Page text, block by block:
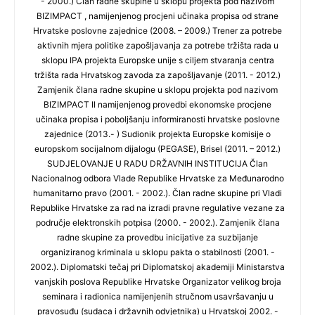
BIZIMPACT , namijenjenog procjeni učinaka propisa od strane
Hrvatske poslovne zajednice (2008. – 2009.) Trener za potrebe
aktivnih mjera politike zapošljavanja za potrebe tržišta rada u
sklopu IPA projekta Europske unije s ciljem stvaranja centra
tržišta rada Hrvatskog zavoda za zapošljavanje (2011. - 2012.)
Zamjenik člana radne skupine u sklopu projekta pod nazivom
BIZIMPACT II namijenjenog provedbi ekonomske procjene
učinaka propisa i poboljšanju informiranosti hrvatske poslovne
zajednice (2013.- ) Sudionik projekta Europske komisije o
europskom socijalnom dijalogu (PEGASE), Brisel (2011. – 2012.)
SUDJELOVANJE U RADU DRŽAVNIH INSTITUCIJA Član
Nacionalnog odbora Vlade Republike Hrvatske za Međunarodno
humanitarno pravo (2001. - 2002.). Član radne skupine pri Vladi
Republike Hrvatske za rad na izradi pravne regulative vezane za
područje elektronskih potpisa (2000. - 2002.). Zamjenik člana
radne skupine za provedbu inicijative za suzbijanje
organiziranog kriminala u sklopu pakta o stabilnosti (2001. -
2002.). Diplomatski tečaj pri Diplomatskoj akademiji Ministarstva
vanjskih poslova Republike Hrvatske Organizator velikog broja
seminara i radionica namijenjenih stručnom usavršavanju u
pravosuđu (sudaca i državnih odvjetnika) u Hrvatskoj 2002. -